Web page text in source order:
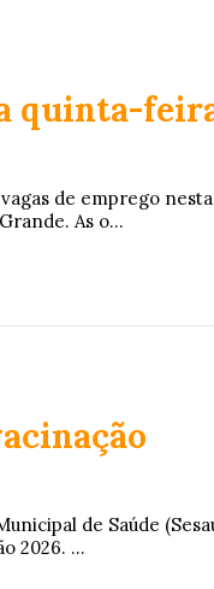
quinta-
de emprego nesta
As o...
de Saúde
2026. ...